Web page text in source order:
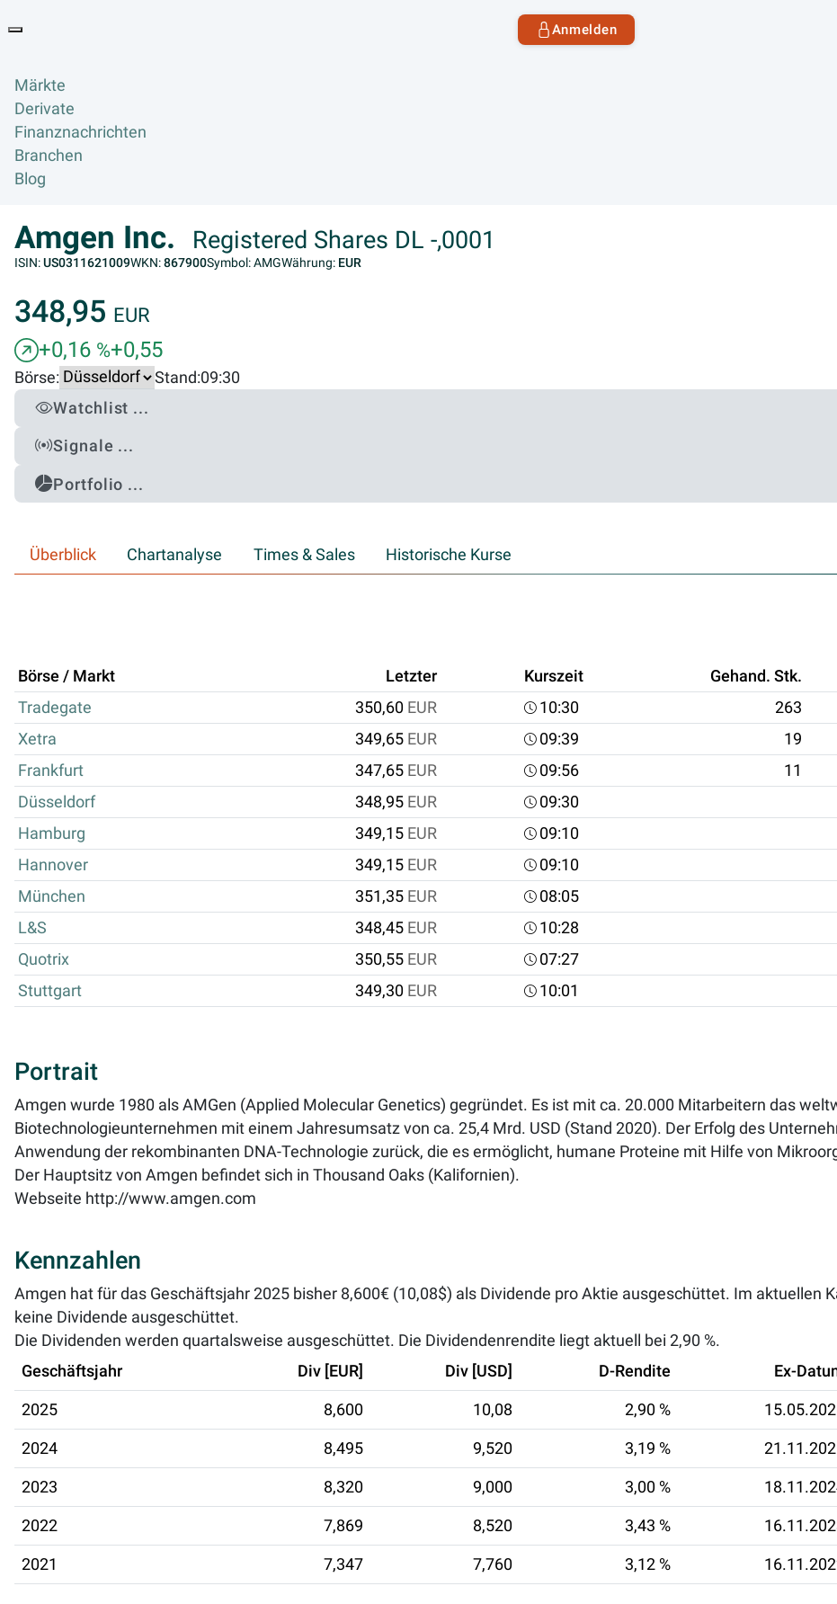
Anmelden
Märkte
Derivate
Finanznachrichten
Branchen
Blog
Amgen Inc. Registered Shares DL -,0001
ISIN:US0311621009WKN:867900Symbol: AMGWährung: EUR
348,95 EUR
+0,16 %+0,55
Börse: Stand:09:30
Watchlist ...
Signale ...
Portfolio ...
Überblick Chartanalyse Times & Sales Historische Kurse
Börse / Markt Letzter Kurszeit Gehand. Stk.
Tradegate
350,60 EUR 10:30 263
Xetra
349,65 EUR 09:39 19
Frankfurt
347,65 EUR 09:56 11
Düsseldorf
348,95 EUR
09:30
Hamburg
349,15 EUR
09:10
Hannover
349,15 EUR
09:10
München
351,35 EUR
08:05
L&S
348,45 EUR
10:28
Quotrix
350,55 EUR
07:27
Stuttgart
349,30 EUR 10:01
Portrait
Amgen wurde 1980 als AMGen (Applied Molecular Genetics) gegründet. Es ist mit ca. 20.000 Mitarbeitern das
Biotechnologieunternehmen mit einem Jahresumsatz von ca. 25,4 Mrd. USD (Stand 2020). Der Erfolg des
Anwendung der rekombinanten DNA-Technologie zurück, die es ermöglicht, humane Proteine mit Hilfe von
Der Hauptsitz von Amgen befindet sich in Thousand Oaks (Kalifornien).
Webseite http://www.amgen.com
Kennzahlen
Amgen hat für das Geschäftsjahr 2025 bisher 8,600€ (10,08$) als Dividende pro Aktie ausgeschüttet. Im aktuellen
keine Dividende ausgeschüttet.
Die Dividenden werden quartalsweise ausgeschüttet. Die Dividendenrendite liegt aktuell bei 2,90 %.
Geschäftsjahr
Div [EUR] Div [USD] D-Rendite Ex-
2025 8,600 10,08 2,90 %
2024 8,495 9,520 3,19 %
2023 8,320 9,000 3,00 %
2022 7,869 8,520 3,43 %
2021 7,347 7,760 3,12 %